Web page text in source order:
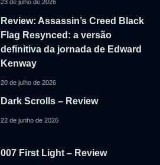
23 de julho de 2026
Review: Assassin’s Creed Black
Flag Resynced: a versão
definitiva da jornada de Edward
Kenway
20 de julho de 2026
Dark Scrolls – Review
22 de junho de 2026
007 First Light – Review